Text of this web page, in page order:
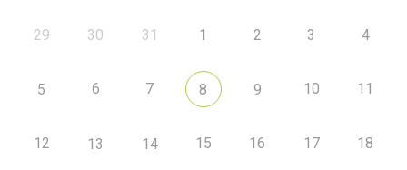
29 30 31 1 2 3 4
5 6 7 8 9 10 11
12 13 14 15 16 17 18